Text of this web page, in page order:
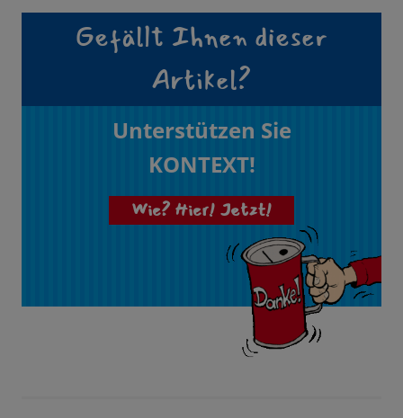
Gefällt Ihnen dieser
Artikel?
Unterstützen Sie
KONTEXT!
Wie? Hier! Jetzt!